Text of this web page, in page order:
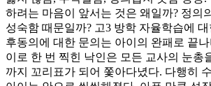
하려는 마음이 앞서는 것은 왜일까? 정의
성숙함 때문일까? 고3 방학 자율학습에
후동의에 대한 문의는 아이의 완패로 끝
이로 한 번 찍힌 낙인은 모든 교사의 눈총
까지 꼬리표가 되어 쫓아다녔다. 다행히